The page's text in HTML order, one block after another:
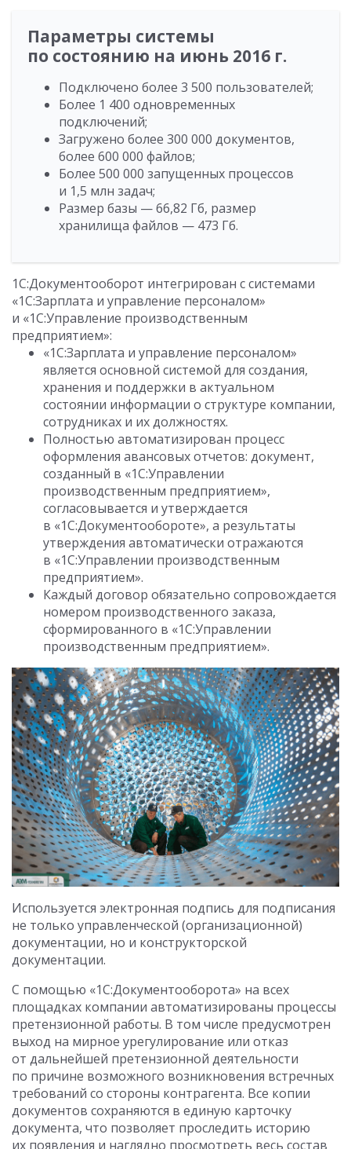
Параметры системы
по состоянию на июнь 2016 г.
Подключено более 3 500 пользователей;
Более 1 400 одновременных
подключений;
Загружено более 300 000 документов,
более 600 000 файлов;
Более 500 000 запущенных процессов
и 1,5 млн задач;
Размер базы — 66,82 Гб, размер
хранилища файлов — 473 Гб.
1С:Документооборот интегрирован с системами
«1С:Зарплата и управление персоналом»
и «1С:Управление производственным
предприятием»:
«1С:Зарплата и управление персоналом»
является основной системой для создания,
хранения и поддержки в актуальном
состоянии информации о структуре компании,
сотрудниках и их должностях.
Полностью автоматизирован процесс
оформления авансовых отчетов: документ,
созданный в «1C:Управлении
производственным предприятием»,
согласовывается и утверждается
в «1С:Документообороте», а результаты
утверждения автоматически отражаются
в «1C:Управлении производственным
предприятием».
Каждый договор обязательно сопровождается
номером производственного заказа,
сформированного в «1C:Управлении
производственным предприятием».
Используется электронная подпись для подписания
не только управленческой (организационной)
документации, но и конструкторской
документации.
С помощью «1С:Документооборота» на всех
площадках компании автоматизированы процессы
претензионной работы. В том числе предусмотрен
выход на мирное урегулирование или отказ
от дальнейшей претензионной деятельности
по причине возможного возникновения встречных
требований со стороны контрагента. Все копии
документов сохраняются в единую карточку
документа, что позволяет проследить историю
их появления и наглядно просмотреть весь состав